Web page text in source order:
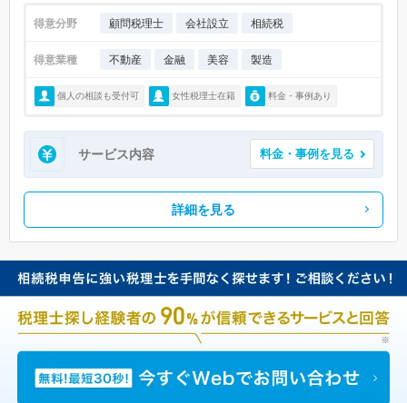
得意分野 顧問税理士 会社設立 相続税
得意業種 不動産 金融 美容 製造
個人の相談も受付可 女性税理士在籍 料金・事例あり
サービス内容 料金・事例を見る
詳細を見る